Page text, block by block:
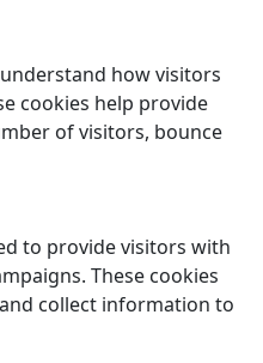
how visitors
cookies help provide
of visitors, bounce
to provide visitors with
These cookies
collect information to